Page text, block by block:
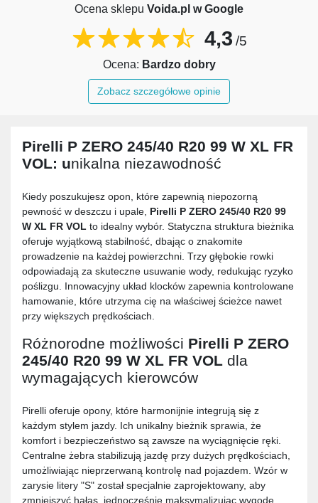
Ocena sklepu Voida.pl w Google
4,3 /5
Ocena: Bardzo dobry
Zobacz szczegółowe opinie
Pirelli P ZERO 245/40 R20 99 W XL FR
VOL: unikalna niezawodność
Kiedy poszukujesz opon, które zapewnią niepozorną
pewność w deszczu i upale, Pirelli P ZERO 245/40 R20 99
W XL FR VOL to idealny wybór. Statyczna struktura bieżnika
oferuje wyjątkową stabilność, dbając o znakomite
prowadzenie na każdej powierzchni. Trzy głębokie rowki
odpowiadają za skuteczne usuwanie wody, redukując ryzyko
poślizgu. Innowacyjny układ klocków zapewnia kontrolowane
hamowanie, które utrzyma cię na właściwej ścieżce nawet
przy większych prędkościach.
Różnorodne możliwości Pirelli P ZERO
245/40 R20 99 W XL FR VOL dla
wymagających kierowców
Pirelli oferuje opony, które harmonijnie integrują się z
każdym stylem jazdy. Ich unikalny bieżnik sprawia, że
komfort i bezpieczeństwo są zawsze na wyciągnięcie ręki.
Centralne żebra stabilizują jazdę przy dużych prędkościach,
umożliwiając nieprzerwaną kontrolę nad pojazdem. Wzór w
zarysie litery "S" został specjalnie zaprojektowany, aby
zmniejszyć hałas, jednocześnie maksymalizując wygodę